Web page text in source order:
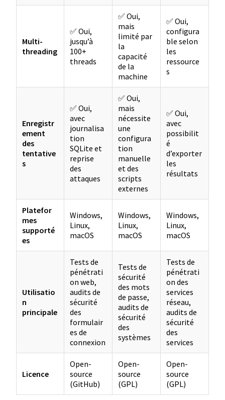
Multi-
threading
✅ Oui,
jusqu’à
100+
threads
✅ Oui,
mais
limité par
la
capacité
de la
machine
✅ Oui,
configura
ble selon
les
ressource
s
Enregistr
ement
des
tentative
s
✅ Oui,
avec
journalisa
tion
SQLite et
reprise
des
attaques
✅ Oui,
mais
nécessite
une
configura
tion
manuelle
et des
scripts
externes
✅ Oui,
avec
possibilit
é
d’exporter
les
résultats
Platefor
mes
supporté
es
Windows,
Linux,
macOS
Windows,
Linux,
macOS
Windows,
Linux,
macOS
Utilisatio
n
principale
Tests de
pénétrati
on web,
audits de
sécurité
des
formulair
es de
connexion
Tests de
sécurité
des mots
de passe,
audits de
sécurité
des
systèmes
Tests de
pénétrati
on des
services
réseau,
audits de
sécurité
des
services
Licence
Open-
source
(GitHub)
Open-
source
(GPL)
Open-
source
(GPL)